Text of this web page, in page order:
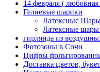
14 февраля ( любовная
Гелиевые шарики
Латексные Шары
Латексные шары
гирлянда из
Фотозоны в Сочи
Цифры
Доставка цветов,